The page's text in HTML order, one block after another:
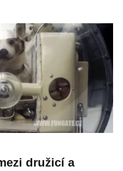
družicí a